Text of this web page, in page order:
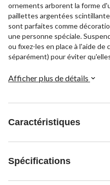
ornements arborent la forme
paillettes argentées
sont parfaites comme
une personne spéciale.
ou fixez-les en place à l'aide
séparément) pour éviter
Afficher plus de détails
Caractéristiques
Spécifications